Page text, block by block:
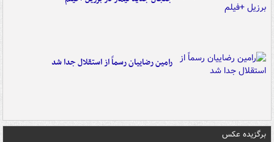
رامین رضاییان رسماً از استقلال جدا شد
برگزیده عکس